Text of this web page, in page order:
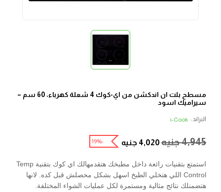
مسطح بلت ان اندكشن من اي-كوك 4 شعلة كهرباء، 60 سم –
سيراميك اسود
البراند : i-Cook
4,945جنيه 4,020 جنيه -19%
استمتع بتقنيات رائعة داخل مطبخك هتقدمهالك اي كوك بتقنية Temp
Control اللي هتخلي الطبخ اسهل بشكل محصلش قبل كده. لانها
هتضمنلك نتائج مثالية ومستمرة لكل عمليات الشواء المختلفة.